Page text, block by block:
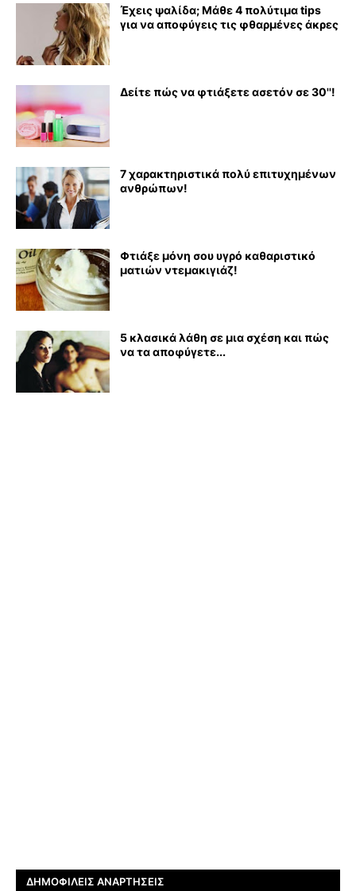
Έχεις ψαλίδα; Μάθε 4 πολύτιμα tips
για να αποφύγεις τις φθαρμένες άκρες
Δείτε πώς να φτιάξετε ασετόν σε 30''!
7 χαρακτηριστικά πολύ επιτυχημένων
ανθρώπων!
Φτιάξε μόνη σου υγρό καθαριστικό
ματιών ντεμακιγιάζ!
5 κλασικά λάθη σε μια σχέση και πώς
να τα αποφύγετε...
ΔΗΜΟΦΙΛΕΊΣ ΑΝΑΡΤΉΣΕΙΣ